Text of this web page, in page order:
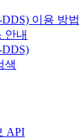
이용 방법
안내
색
API